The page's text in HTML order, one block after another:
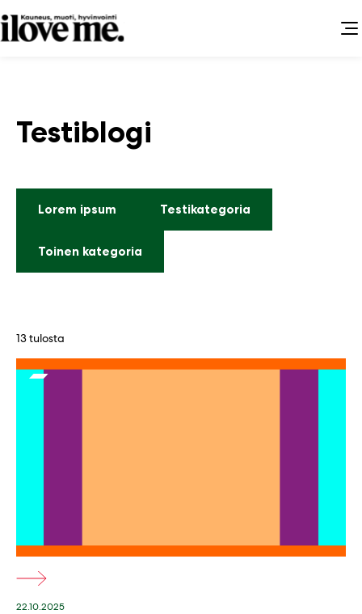
sisältöön
Testiblogi
Lorem ipsum Testikategoria
Toinen kategoria
13 tulosta
22.10.2025